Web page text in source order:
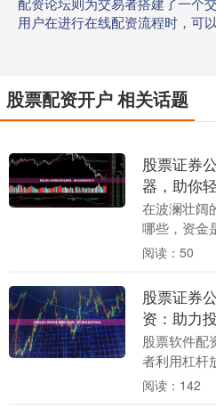
用户在进行在线配资流程时，可
股票配资开户 相关话题
股票证券
器，助你
在波澜壮阔
哪些，资金
应运而生，
大收益....
阅读：50
股票证券
资：助力
股票软件配
者利用杠杆
平台合作，
阅读：142